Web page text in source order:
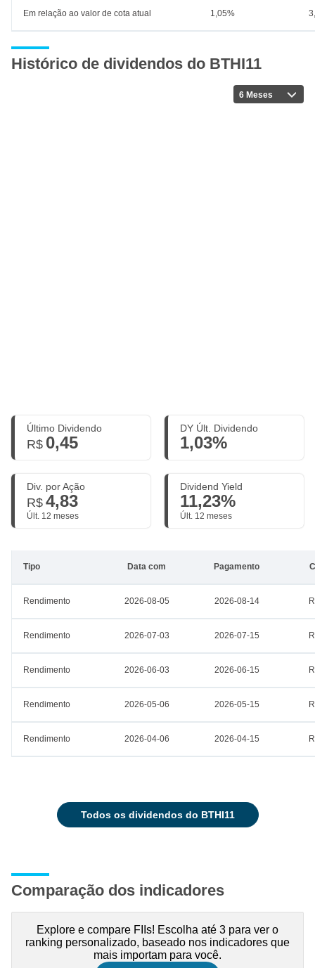
Em relação ao valor de cota atual 1,05%
Histórico de dividendos do BTHI11
6 Meses
Último Dividendo
R$ 0,45
DY Últ. Dividendo
1,03%
Div. por Ação
R$ 4,83
Últ. 12 meses
Dividend Yield
11,23%
Últ. 12 meses
Tipo Data com Pagamento
Rendimento 2026-08-05 2026-08-14
Rendimento 2026-07-03 2026-07-15
Rendimento 2026-06-03 2026-06-15
Rendimento 2026-05-06 2026-05-15
Rendimento 2026-04-06 2026-04-15
todos os dividendos do BTHI11
Comparação dos indicadores
Explore e compare FIIs! Escolha até 3 para ver o
ranking personalizado, baseado nos indicadores que
mais importam para você.